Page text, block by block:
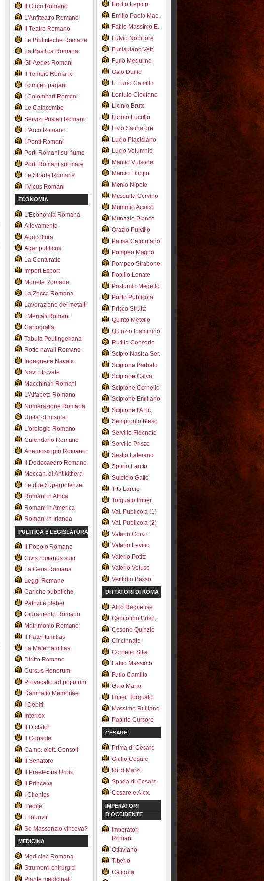
Il Circo Romano
L'Anfiteatro Romano
Il Teatro Romano
Le Biblioteche Romane
La Basilica Romana
Gli Aedes Romani
Il Tempio Romano
I cimiteri pagani
I Colombari Romani
Le Catacombe
Servizi Postali Romani
L'Arco Romano
I Ponti Romani
Porti Romani sul fiume
Porti Romani sul mare
Le Strade Romane
I Vicus Romani
ECONOMIA
L'Economia Romana
Allevamento
Agricoltura
Ager publicus
La Centuratio
Import Export
Monete Romane
La Zecca Romana
Lavorazione dei metalli
I Mercati Romani
Cartografia
Tabula Peutingeriana
Rotte navali Romane
Ingegneria Navale
Navi ritrovate
Macchinari Romani
L'Alfabeto Romano
Numerazione Romana
Unita' di misura
L'orologio Romano
Calendario Romano
Anemoscopio Romano
Il Dodecaedro Romano
Meccan. di Antikithera
Le due Superpotenze
Romani in Africa
Romani in America
Romani in Irlanda
POLITICA E LEGISLATURA
Il Popolo Romano
Civis romanus sum
La Gens Romana
Leggi Romane
Cariche pubbliche
Patrizi e plebei
Giuramento Romano
Matrimonio Romano
Il Pater familias
La Mater familias
Diritto Romano
Cursus Honorum
Provocatio ad populum
Damnatio Memoriae
I Debiti
Interrex
Il Dictator
Il Console
Camp. elett. Consoli
Il Senatore
Il Praefectus Urbis
Il Princeps
I Clientes
L'edile
I Triunviri
Se Massenzio vinceva?
MEDICINA
Medicina Romana
Strumenti chirurgici
Piante medicinali
Emilio Lepido
Emilio Paolo Mac.
Fabio Massimo E.
Fulvio Nobiliore
Funisulano Vett.
Furio Medulino
Gaio Duilio
L. Furio Camillo
Lentulo Clodiano
Licinio Bruto
Licinio Lucullo
Livio Salinatore
Lucio Placidiano
Lucio Volumnio
Manlio Vulsone
Marcio Filippo
Menio Nipote
Messalla Corvino
Mummio Acaico
Munazio Planco
Orazio Pulvillo
Pansa Cetroniano
Pompeo Magno
Pompeo Strabone
Popilio Lenate
Postumio Megello
Potito Publicola
Prisco Strutto
Quinto Metello
Quinzio Flaminino
Rutilio Censorio
Scipio Nasica Ser.
Scipione Barbato
Scipione Calvo
Scipione Cornelio
Scipione Emiliano
Scipione l'Afric.
Sempronio Bleso
Servilio Fidenate
Servilio Prisco
Sestio Laterano
Spurio Larcio
Sulpicio Gallo
Tito Larcio
Torquato Imper.
Val. Publicola (1)
Val. Publicola (2)
Valerio Corvo
Valerio Levino
Valerio Potito
Valerio Voluso
Ventidio Basso
DITTATORI DI ROMA
Albo Regilense
Capitolino Crisp.
Cesone Quinzio
Cincinnato
Cornelio Silla
Fabio Massimo
Furio Camillo
Gaio Mario
Imper. Torquato
Massimo Rulliano
Papirio Cursore
CESARE
Prima di Cesare
Giulio Cesare
Idi di Marzo
Spada di Cesare
Cesare e Alex.
IMPERATORI
D'OCCIDENTE
Imperatori
Romani
Ottaviano
Tiberio
Caligola